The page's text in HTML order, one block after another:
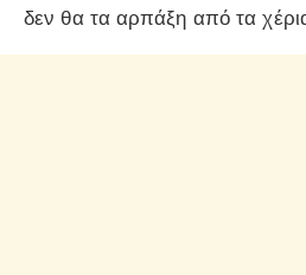
δεν θα τα αρπάξη από τα